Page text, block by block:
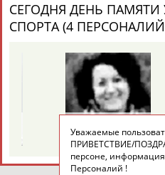
24 персон из 13181
ЕЩЁ
ТАБЛО АКТИВНОСТИ
СЕГОДНЯ ДЕНЬ
СПОРТА (4
ЗИНЧЕНКО
Уважаемые
ПРИВЕТСТВИЕ/
персоне,
Персоналий !